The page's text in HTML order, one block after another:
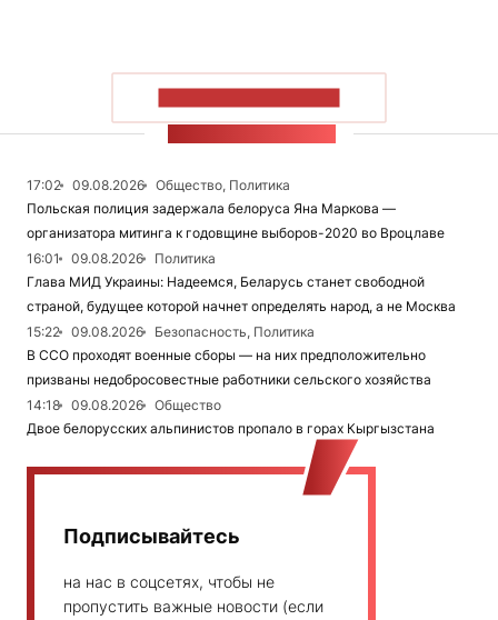
17:02 09.08.2026
Общество, Политика
Польская полиция задержала белоруса Яна Маркова —
организатора митинга к годовщине выборов-2020 во Вроцлаве
16:01
09.08.2026
Политика
Глава МИД Украины: Надеемся, Беларусь станет свободной
страной, будущее которой начнет определять народ, а не Москва
15:22
09.08.2026
Безопасность, Политика
В ССО проходят военные сборы — на них предположительно
призваны недобросовестные работники сельского хозяйства
14:18
09.08.2026
Общество
Двое белорусских альпинистов пропало в горах Кыргызстана
Подписывайтесь
на нас в соцсетях, чтобы не
пропустить важные новости (если